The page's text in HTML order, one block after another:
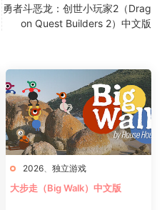
勇者斗恶龙：创世小玩家2（Drag
on Quest Builders 2）中文版
2026 独立游戏
大步走（Big Walk）中文版